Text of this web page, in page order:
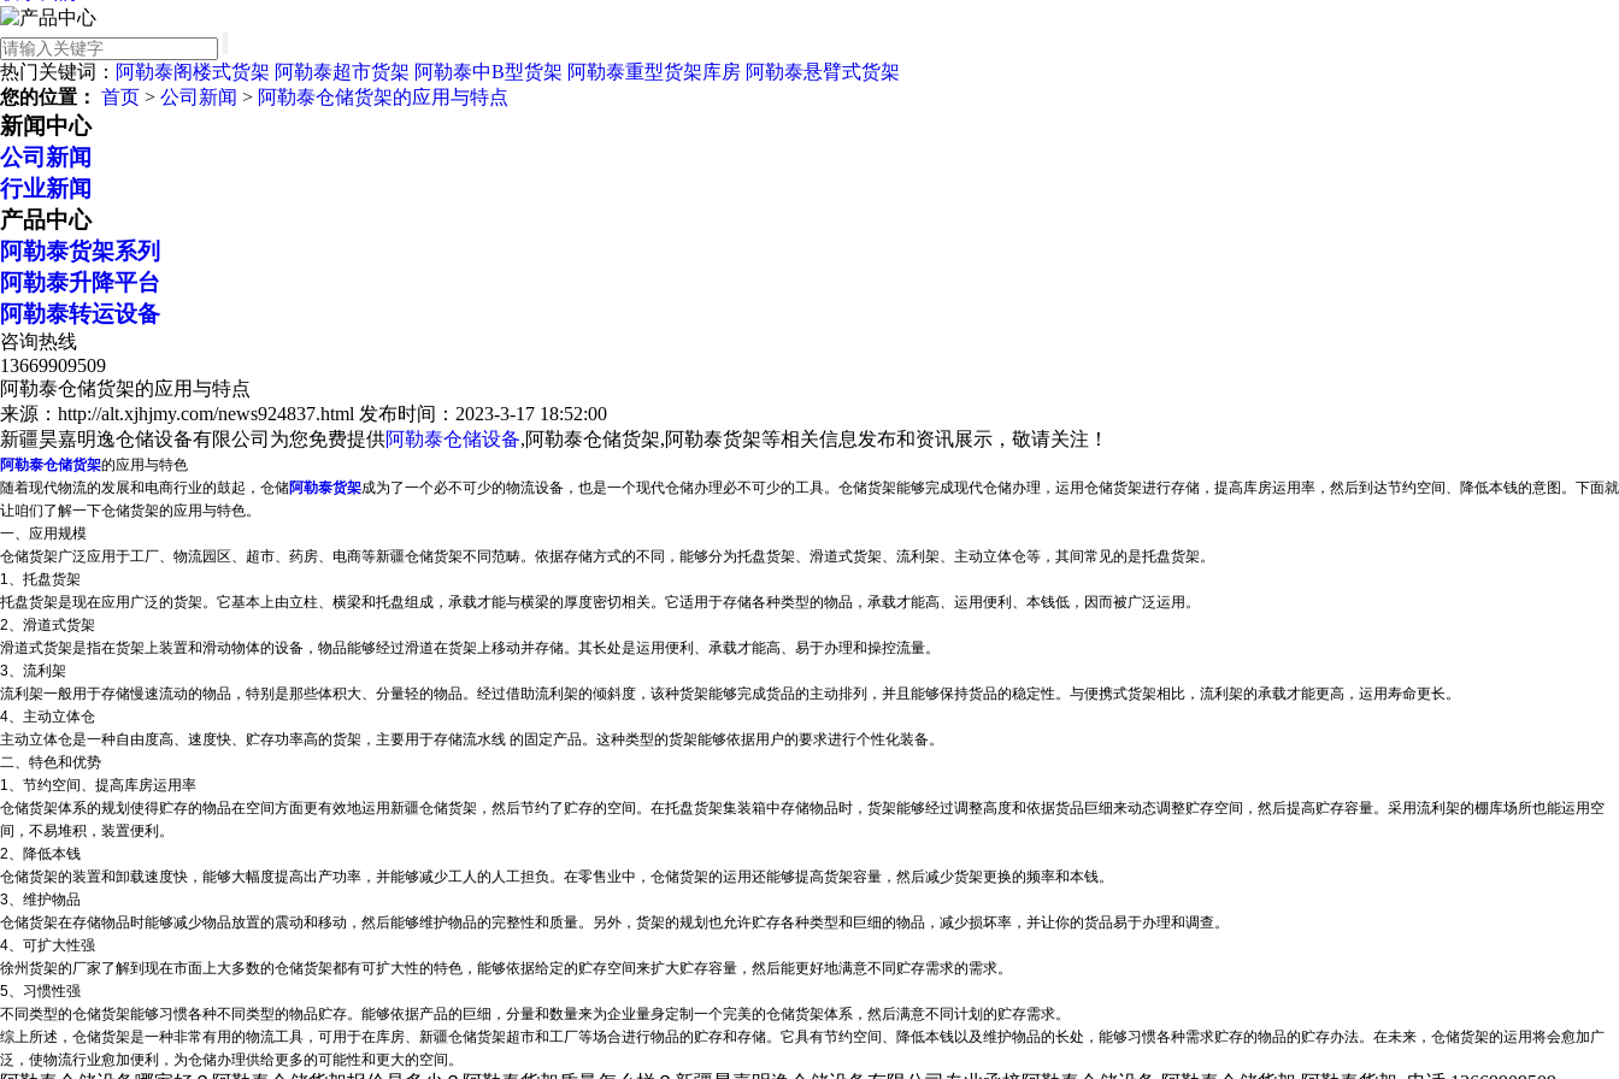
热门关键词： 阿勒泰阁楼式货架 阿勒泰超市货架 阿勒泰中B型货架 阿勒泰重型货架库房 阿勒泰悬臂式货架
您的位置： 首页 > 公司新闻 > 阿勒泰仓储货架的应用与特点
新闻中心
公司新闻
行业新闻
产品中心
阿勒泰货架系列
阿勒泰升降平台
阿勒泰转运设备
咨询热线
13669909509
阿勒泰仓储货架的应用与特点
来源：http://alt.xjhjmy.com/news924837.html 发布时间：2023-3-17 18:52:00
新疆昊嘉明逸仓储设备有限公司为您免费提供阿勒泰仓储设备,阿勒泰仓储货架,阿勒泰货架等相关信息发布和资讯展示，敬请关注！
阿勒泰仓储货架的应用与特色
随着现代物流的发展和电商行业的鼓起，仓储阿勒泰货架成为了一个必不可少的物流设备，也是一个现代仓储办理必不可少的工具。仓储货架能够完成现代仓储办理，运用仓储货架进行存储，提高库房运用率，然后到达节约空间、降低本钱的意图。下面就
让咱们了解一下仓储货架的应用与特色。
一、应用规模
仓储货架广泛应用于工厂、物流园区、超市、药房、电商等新疆仓储货架不同范畴。依据存储方式的不同，能够分为托盘货架、滑道式货架、流利架、主动立体仓等，其间常见的是托盘货架。
1、托盘货架
托盘货架是现在应用广泛的货架。它基本上由立柱、横梁和托盘组成，承载才能与横梁的厚度密切相关。它适用于存储各种类型的物品，承载才能高、运用便利、本钱低，因而被广泛运用。
2、滑道式货架
滑道式货架是指在货架上装置和滑动物体的设备，物品能够经过滑道在货架上移动并存储。其长处是运用便利、承载才能高、易于办理和操控流量。
3、流利架
流利架一般用于存储慢速流动的物品，特别是那些体积大、分量轻的物品。经过借助流利架的倾斜度，该种货架能够完成货品的主动排列，并且能够保持货品的稳定性。与便携式货架相比，流利架的承载才能更高，运用寿命更长。
4、主动立体仓
主动立体仓是一种自由度高、速度快、贮存功率高的货架，主要用于存储流水线 的固定产品。这种类型的货架能够依据用户的要求进行个性化装备。
二、特色和优势
1、节约空间、提高库房运用率
仓储货架体系的规划使得贮存的物品在空间方面更有效地运用新疆仓储货架 ，然后节约了贮存的空间。在托盘货架集装箱中存储物品时，货架能够经过调整高度和依据货品巨细来动态调整贮存空间，然后提高贮存容量。采用流利架的棚库场所也能运用空
间，不易堆积，装置便利。
2、降低本钱
仓储货架的装置和卸载速度快，能够大幅度提高出产功率，并能够减少工人的人工担负。在零售业中，仓储货架的运用还能够提高货架容量，然后减少货架更换的频率和本钱。
3、维护物品
仓储货架在存储物品时能够减少物品放置的震动和移动，然后能够维护物品的完整性和质量。另外，货架的规划也允许贮存各种类型和巨细的物品，减少损坏率，并让你的货品易于办理和调查。
4、可扩大性强
徐州货架的厂家了解到现在市面上大多数的仓储货架都有可扩大性的特色，能够依据给定的贮存空间来扩大贮存容量，然后能更好地满意不同贮存需求的需求。
5、习惯性强
不同类型的仓储货架能够习惯各种不同类型的物品贮存。能够依据产品的巨细，分量和数量来为企业量身定制一个完美的仓储货架体系，然后满意不同计划的贮存需求。
综上所述，仓储货架是一种非常有用的物流工具，可用于在库房、 新疆仓储货架超市和工厂等场合进行物品的贮存和存储。它具有节约空间、降低本钱以及维护物品的长处，能够习惯各种需求贮存的物品的贮存办法。在未来，仓储货架的运用将会愈加广
泛，使物流行业愈加便利，为仓储办理供给更多的可能性和更大的空间。